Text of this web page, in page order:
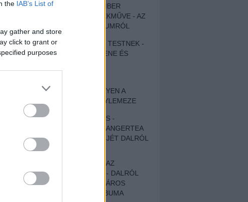
the IAB’s List of
gather and store
click to grant or
purposes
EGY DÜHÖS VÉNEMBER
UNIVERZÁLIS REMEKMŰVE - AZ
ÚJ BOB DYLAN-ALBUMRÓL
ZENE LÉLEKNEK ÉS TESTNEK -
AUTENTIKUS NÉPZENE ÉS
SZOMORKODÁS - ILYEN A
KATATONIA ÚJ NAGYLEMEZE
CROCODILE NERVES -
HALLGASD MEG AZ ANGERTEA
MA MEGJELENT EP-JÉT DALRÓL
DALRA!
A FELELŐSSÉGTŐL AZ
ELLOPOTT FÖLDIG - DALRÓL
DALRA A KÉPZELT VÁROS
SAMIZDAT CÍMŰ ALBUMA